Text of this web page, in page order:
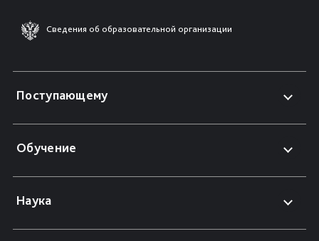
Сведения об образовательной организации
Поступающему
Обучение
Наука